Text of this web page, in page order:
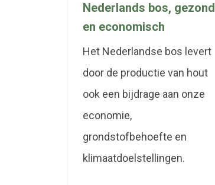
Nederlands bos, gezond
en economisch
Het Nederlandse bos levert
door de productie van hout
ook een bijdrage aan onze
economie,
grondstofbehoefte en
klimaatdoelstellingen.